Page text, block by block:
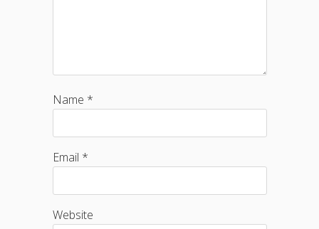
Name *
Email *
Website